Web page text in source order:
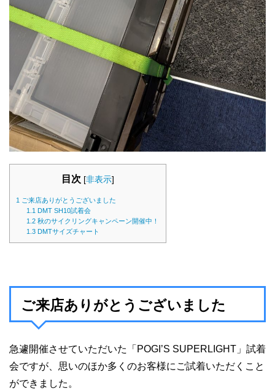
目次 [非表示]
1 ご来店ありがとうございました
1.1 DMT SH10試着会
1.2 秋のサイクリングキャンペーン開催中！
1.3 DMTサイズチャート
ご来店ありがとうございました
急遽開催させていただいた「POGI’S SUPERLIGHT」試着
会ですが、思いのほか多くのお客様にご試着いただくこと
ができました。